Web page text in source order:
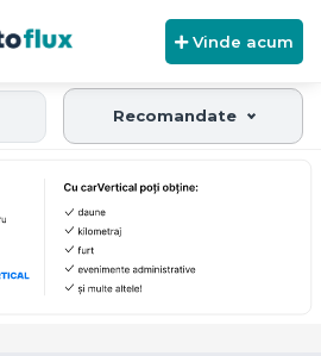
Vinde acum
Recomandate